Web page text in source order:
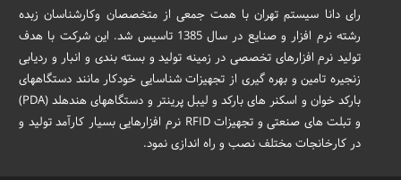
رای دانا سیستم تهران با همت جمعی از متخصصان وکارشناسان زبده
رشته نرم افزار و صنایع در سال 1385 تاسیس شد. این شرکت با هدف
تولید نرم افزارهای تخصصی در زمینه تولید و بسته بندی و انبار و ردیابی
زنجیره تامین و بهره گیری از تجهیزات شناسایی خودکار مانند دستگاههای
بارکد خوان و اسکنر های بارکد و لیبل پرینتر و دستگاههای هندهلد (PDA)
و تبلت های صنعتی و تجهیزات RFID نرم افزارهایی بسیار کارآمد تولید و
در کارخانجات مختلف نصب و راه اندازی نمود.